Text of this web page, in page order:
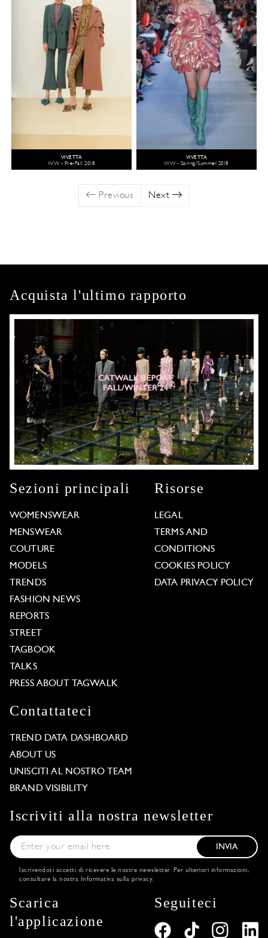
VIVETTA
WW - Pre-Fall 2018
VIVETTA
WW - Spring/Summer 2018
Previous Next
Acquista l'ultimo rapporto
Sezioni principali
WOMENSWEAR
MENSWEAR
COUTURE
MODELS
TRENDS
FASHION NEWS
REPORTS
STREET
TAGBOOK
TALKS
PRESS ABOUT TAGWALK
Risorse
LEGAL
TERMS AND
CONDITIONS
COOKIES POLICY
DATA PRIVACY POLICY
Contattateci
TREND DATA DASHBOARD
ABOUT US
UNISCITI AL NOSTRO TEAM
BRAND VISIBILITY
Iscriviti alla nostra newsletter
INVIA
Iscrivendoti accetti di ricevere le nostre newsletter. Per ulteriori informazioni,
consultare la nostra Informativa sulla privacy.
Scarica
l'applicazione
Seguiteci